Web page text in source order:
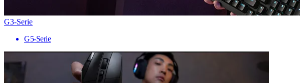
G3-Serie
G5-Serie